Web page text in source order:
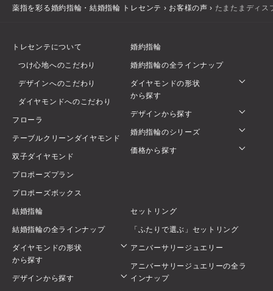
薬指を彩る婚約指輪・結婚指輪 トレセンテ › お客様の声 › たまたまディス
トレセンテについて
つけ心地へのこだわり
デザインへのこだわり
ダイヤモンドへのこだわり
フローラ
テーブルクリーンダイヤモンド
双子ダイヤモンド
プロポーズプラン
プロポーズボックス
婚約指輪
婚約指輪の全ラインナップ
ダイヤモンドの形状
から探す
デザインから探す
婚約指輪のシリーズ
価格から探す
結婚指輪
結婚指輪の全ラインナップ
ダイヤモンドの形状
から探す
デザインから探す
セットリング
「ふたりで選ぶ」セットリング
アニバーサリージュエリー
アニバーサリージュエリーの全ラ
インナップ